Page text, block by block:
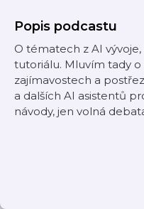
Popis podcastu
O tématech z AI
tutoriálu. Mluvím tady
zajímavostech a
a dalších AI asistentů
návody, jen volná